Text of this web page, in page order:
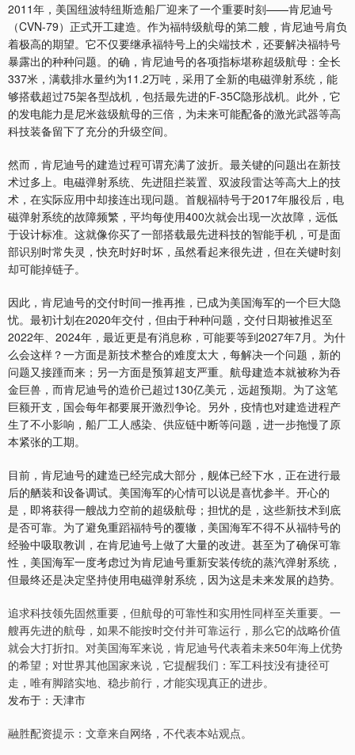
2011年，美国纽波特纽斯造船厂迎来了一个重要时刻——肯尼迪号
（CVN-79）正式开工建造。作为福特级航母的第二艘，肯尼迪号肩负
着极高的期望。它不仅要继承福特号上的尖端技术，还要解决福特号
暴露出的种种问题。的确，肯尼迪号的各项指标堪称超级航母：全长
337米，满载排水量约为11.2万吨，采用了全新的电磁弹射系统，能
够搭载超过75架各型战机，包括最先进的F-35C隐形战机。此外，它
的发电能力是尼米兹级航母的三倍，为未来可能配备的激光武器等高
科技装备留下了充分的升级空间。
然而，肯尼迪号的建造过程可谓充满了波折。最关键的问题出在新技
术过多上。电磁弹射系统、先进阻拦装置、双波段雷达等高大上的技
术，在实际应用中却接连出现问题。首舰福特号于2017年服役后，电
磁弹射系统的故障频繁，平均每使用400次就会出现一次故障，远低
于设计标准。这就像你买了一部搭载最先进科技的智能手机，可是面
部识别时常失灵，快充时好时坏，虽然看起来很先进，但在关键时刻
却可能掉链子。
因此，肯尼迪号的交付时间一推再推，已成为美国海军的一个巨大隐
忧。最初计划在2020年交付，但由于种种问题，交付日期被推迟至
2022年、2024年，最近更是有消息称，可能要等到2027年7月。为什
么会这样？一方面是新技术整合的难度太大，每解决一个问题，新的
问题又接踵而来；另一方面是预算超支严重。航母建造本就被称为吞
金巨兽，而肯尼迪号的造价已超过130亿美元，远超预期。为了这笔
巨额开支，国会每年都要展开激烈争论。另外，疫情也对建造进程产
生了不小影响，船厂工人感染、供应链中断等问题，进一步拖慢了原
本紧张的工期。
目前，肯尼迪号的建造已经完成大部分，舰体已经下水，正在进行最
后的舾装和设备调试。美国海军的心情可以说是喜忧参半。开心的
是，即将获得一艘战力空前的超级航母；担忧的是，这些新技术到底
是否可靠。为了避免重蹈福特号的覆辙，美国海军不得不从福特号的
经验中吸取教训，在肯尼迪号上做了大量的改进。甚至为了确保可靠
性，美国海军一度考虑过为肯尼迪号重新安装传统的蒸汽弹射系统，
但最终还是决定坚持使用电磁弹射系统，因为这是未来发展的趋势。
追求科技领先固然重要，但航母的可靠性和实用性同样至关重要。一
艘再先进的航母，如果不能按时交付并可靠运行，那么它的战略价值
就会大打折扣。对美国海军来说，肯尼迪号代表着未来50年海上优势
的希望；对世界其他国家来说，它提醒我们：军工科技没有捷径可
走，唯有脚踏实地、稳步前行，才能实现真正的进步。
发布于：天津市
融胜配资提示：文章来自网络，不代表本站观点。